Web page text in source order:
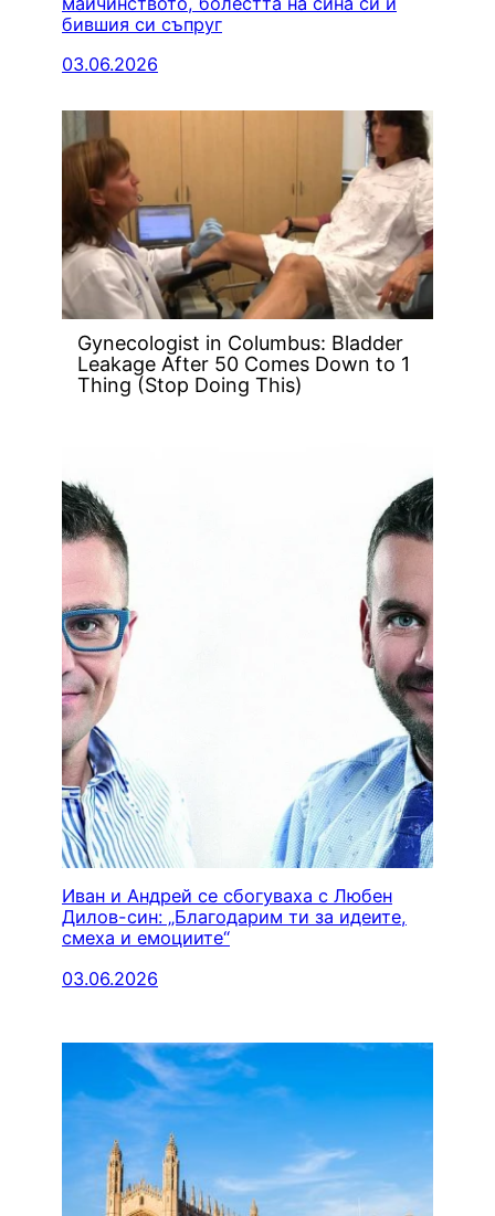
бившия си съпруг
03.06.2026
Gynecologist in Columbus: Bladder
Leakage After 50 Comes Down to 1
Thing (Stop Doing This)
Иван и Андрей се сбогуваха с Любен
Дилов-син: „Благодарим ти за идеите,
смеха и емоциите“
03.06.2026